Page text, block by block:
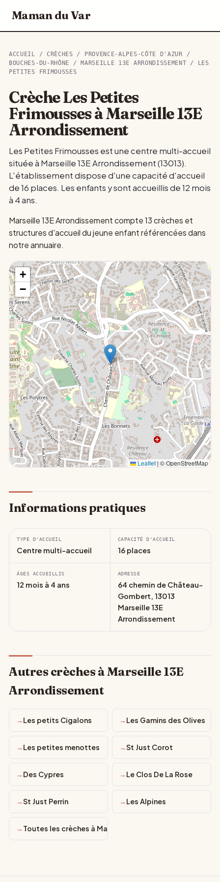
Maman du Var
ACCUEIL / CRÈCHES / PROVENCE-ALPES-CÔTE D'AZUR /
BOUCHES-DU-RHÔNE / MARSEILLE 13E ARRONDISSEMENT / LES
PETITES FRIMOUSSES
Crèche Les Petites
Frimousses à Marseille 13E
Arrondissement
Les Petites Frimousses est une centre multi-accueil
située à Marseille 13E Arrondissement (13013).
L'établissement dispose d'une capacité d'accueil
de 16 places. Les enfants y sont accueillis de 12 mois
à 4 ans.
Marseille 13E Arrondissement compte 13 crèches et
structures d'accueil du jeune enfant référencées dans
notre annuaire.
+
−
Leaflet|© OpenStreetMap
Informations pratiques
TYPE D'ACCUEIL
Centre multi-accueil
CAPACITÉ D'ACCUEIL
16 places
ÂGES ACCUEILLIS
12 mois à 4 ans
ADRESSE
64 chemin de Château-
Gombert, 13013
Marseille 13E
Arrondissement
Autres crèches à Marseille 13E
Arrondissement
Les petits Cigalons Les Gamins des Olives
Les petites menottes St Just Corot
Des Cypres Le Clos De La Rose
St Just Perrin Les Alpines
Toutes les crèches à Marseille 13E Arrondissement